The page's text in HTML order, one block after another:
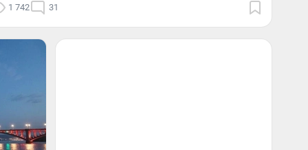
1 742 31